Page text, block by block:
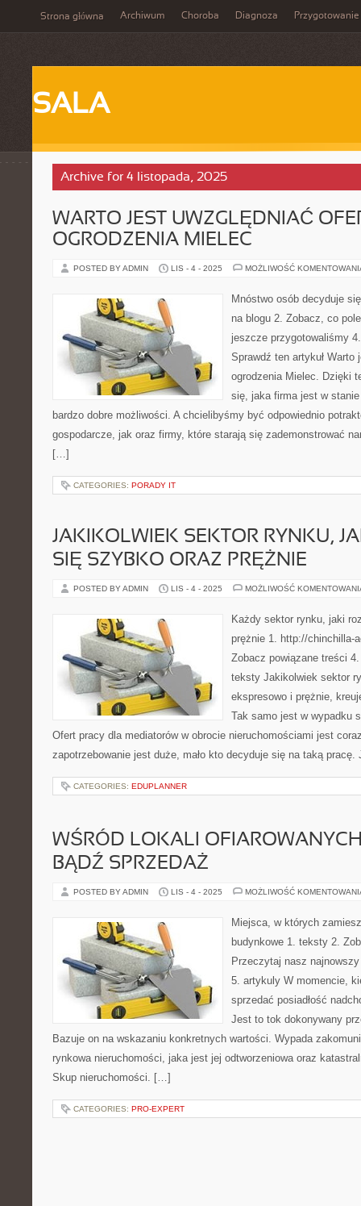
Strona główna Archiwum Choroba Diagnoza Przygotowanie
SALA
Archive for 4 listopada, 2025
WARTO JEST UWZGLĘDNIAĆ
OGRODZENIA MIELEC
POSTED BY ADMIN LIS - 4 - 2025 MOŻLIWOŚĆ
Mnóstwo osób decyduje
na blogu 2. Zobacz, co
jeszcze przygotowaliśmy
Sprawdź ten artykuł
ogrodzenia Mielec. Dzięki
się, jaka firma jest w
bardzo dobre możliwości. A chcielibyśmy być odpowiednio
gospodarcze, jak oraz firmy, które starają się zademonstrować
[…]
CATEGORIES: PORADY IT
JAKIKOLWIEK SEKTOR RYNKU,
SIĘ SZYBKO ORAZ PRĘŻNIE
POSTED BY ADMIN LIS - 4 - 2025 MOŻLIWOŚĆ
Każdy sektor rynku, jaki
prężnie 1. http://chinchilla-
Zobacz powiązane treści
teksty Jakikolwiek sektor
ekspresowo i prężnie,
Tak samo jest w wypadku
Ofert pracy dla mediatorów w obrocie nieruchomościami jest
zapotrzebowanie jest duże, mało kto decyduje się na taką
CATEGORIES: EDUPLANNER
WŚRÓD LOKALI
BĄDŹ SPRZEDAŻ
POSTED BY ADMIN LIS - 4 - 2025 MOŻLIWOŚĆ
Miejsca, w których
budynkowe 1. teksty 2.
Przeczytaj nasz
5. artykuly W momencie,
sprzedać posiadłość
Jest to tok dokonywany
Bazuje on na wskazaniu konkretnych wartości. Wypada
rynkowa nieruchomości, jaka jest jej odtworzeniowa oraz
Skup nieruchomości. […]
CATEGORIES: PRO-EXPERT